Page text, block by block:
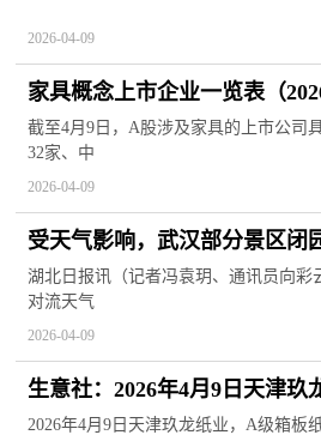
2026-04-09
家具概念上市企业一览表（
截至4月9日，A股涉及家具的上市公司
32家、中
2026-04-09
受天气影响，武汉部分景区闭
湖北日报讯（记者冯袁玥、通讯员向彩
对流天气
2026-04-09
生意社：2026年4月9日天津玖
上调
2026年4月9日天津玖龙纸业，A级箱板